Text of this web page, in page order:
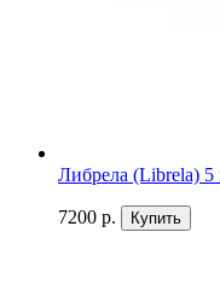
Либрела (Librela) 5
7200 р. Купить